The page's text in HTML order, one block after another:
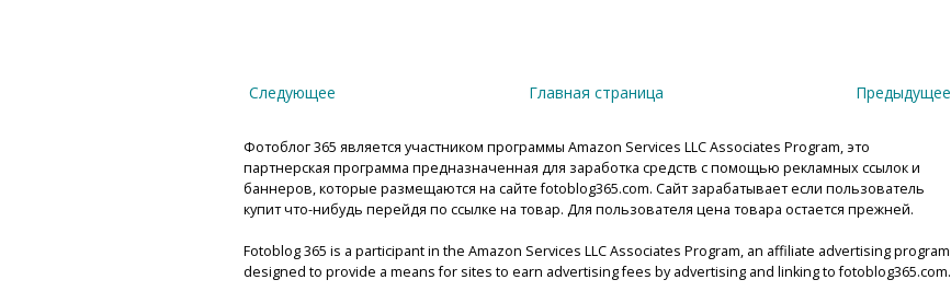
Следующее Предыдущее
Главная страница
Фотоблог 365 является участником программы Amazon Services LLC Associates Program, это
партнерская программа предназначенная для заработка средств с помощью рекламных ссылок и
баннеров, которые размещаются на сайте fotoblog365.com. Сайт зарабатывает если пользователь
купит что-нибудь перейдя по ссылке на товар. Для пользователя цена товара остается прежней.
Fotoblog 365 is a participant in the Amazon Services LLC Associates Program, an affiliate advertising program
designed to provide a means for sites to earn advertising fees by advertising and linking to fotoblog365.com.